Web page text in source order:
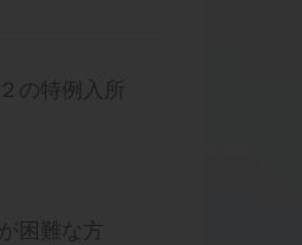
の特例入所
困難な方